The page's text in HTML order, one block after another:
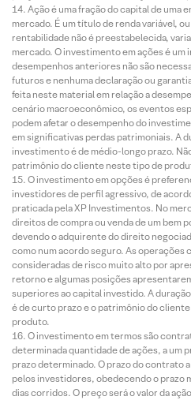
Ação é uma fração do capital de uma
mercado. É um título de renda variável,
rentabilidade não é preestabelecida,
mercado. O investimento em ações é
desempenhos anteriores não são
futuros e nenhuma declaração ou
feita neste material em relação a
cenário macroeconômico, os eventos
podem afetar o desempenho do
em significativas perdas patrimoniais. A
investimento é de médio-longo prazo.
patrimônio do cliente neste tipo de
O investimento em opções é
investidores de perfil agressivo, de
praticada pela XP Investimentos. No
direitos de compra ou venda de um bem
devendo o adquirente do direito
como num acordo seguro. As operações
consideradas de risco muito alto por
retorno e algumas posições
superiores ao capital investido. A
é de curto prazo e o patrimônio do
produto.
O investimento em termos são
determinada quantidade de ações, a um
prazo determinado. O prazo do contrato
pelos investidores, obedecendo o prazo
dias corridos. O preço será o valor da